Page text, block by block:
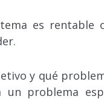
es rentable
y qué
un problema